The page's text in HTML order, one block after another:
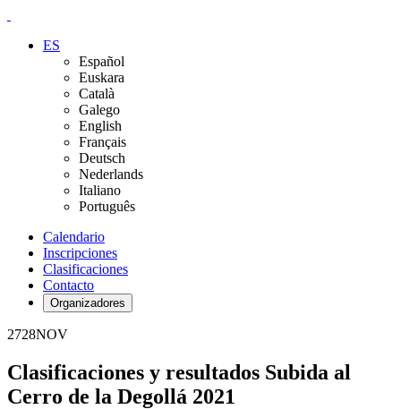
ES
Español
Euskara
Català
Galego
English
Français
Deutsch
Nederlands
Italiano
Português
Calendario
Inscripciones
Clasificaciones
Contacto
Organizadores
2728NOV
Clasificaciones y resultados Subida al
Cerro de la Degollá 2021